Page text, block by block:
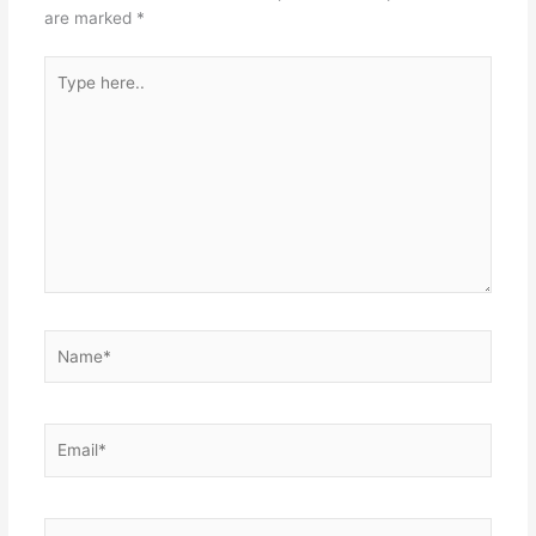
are marked *
here..